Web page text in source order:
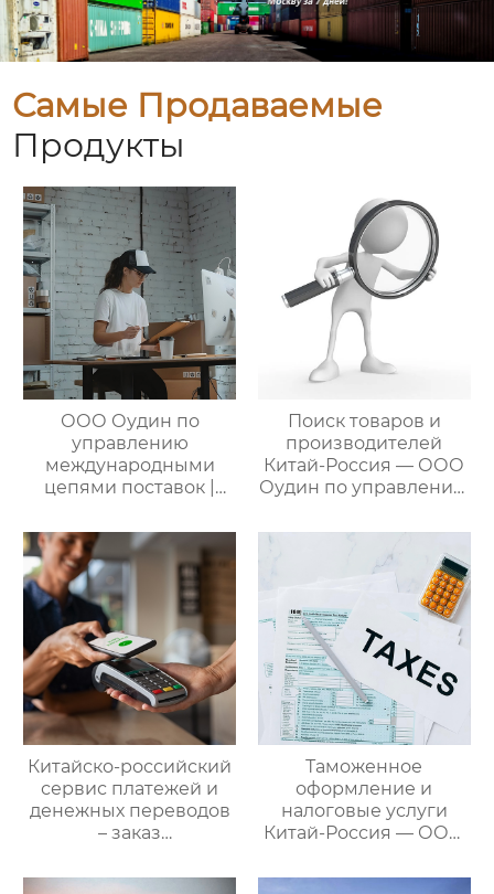
Самые Продаваемые
Продукты
ООО Оудин по
управлению
международными
цепями поставок |
услуги
посреднических
закупок Китай-Россия:
комплексное
решение ваших
трансграничных задач
Поиск товаров и
производителей
Китай-Россия — ООО
Оудин по управлению
цепями поставок
Китайско-российский
сервис платежей и
денежных переводов
– заказ
поставок
Таможенное
оформление и
налоговые услуги
Китай-Россия — ООО
международными